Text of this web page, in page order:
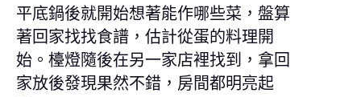
平底鍋後就開始想著能作哪些菜，盤算
著回家找找食譜，估計從蛋的料理開
始。檯燈隨後在另一家店裡找到，拿回
家放後發現果然不錯，房間都明亮起